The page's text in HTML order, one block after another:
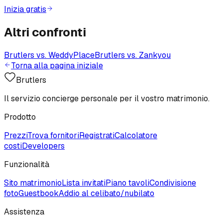
Inizia gratis
Altri confronti
Brutlers vs.WeddyPlaceBrutlers vs. Zankyou
Torna alla pagina iniziale
Brutlers
Il servizio concierge personale per il vostro matrimonio.
Prodotto
PrezziTrova fornitoriRegistratiCalcolatore
costiDevelopers
Funzionalità
Sito matrimonioLista invitatiPiano tavoliCondivisione
fotoGuestbookAddio al celibato/nubilato
Assistenza